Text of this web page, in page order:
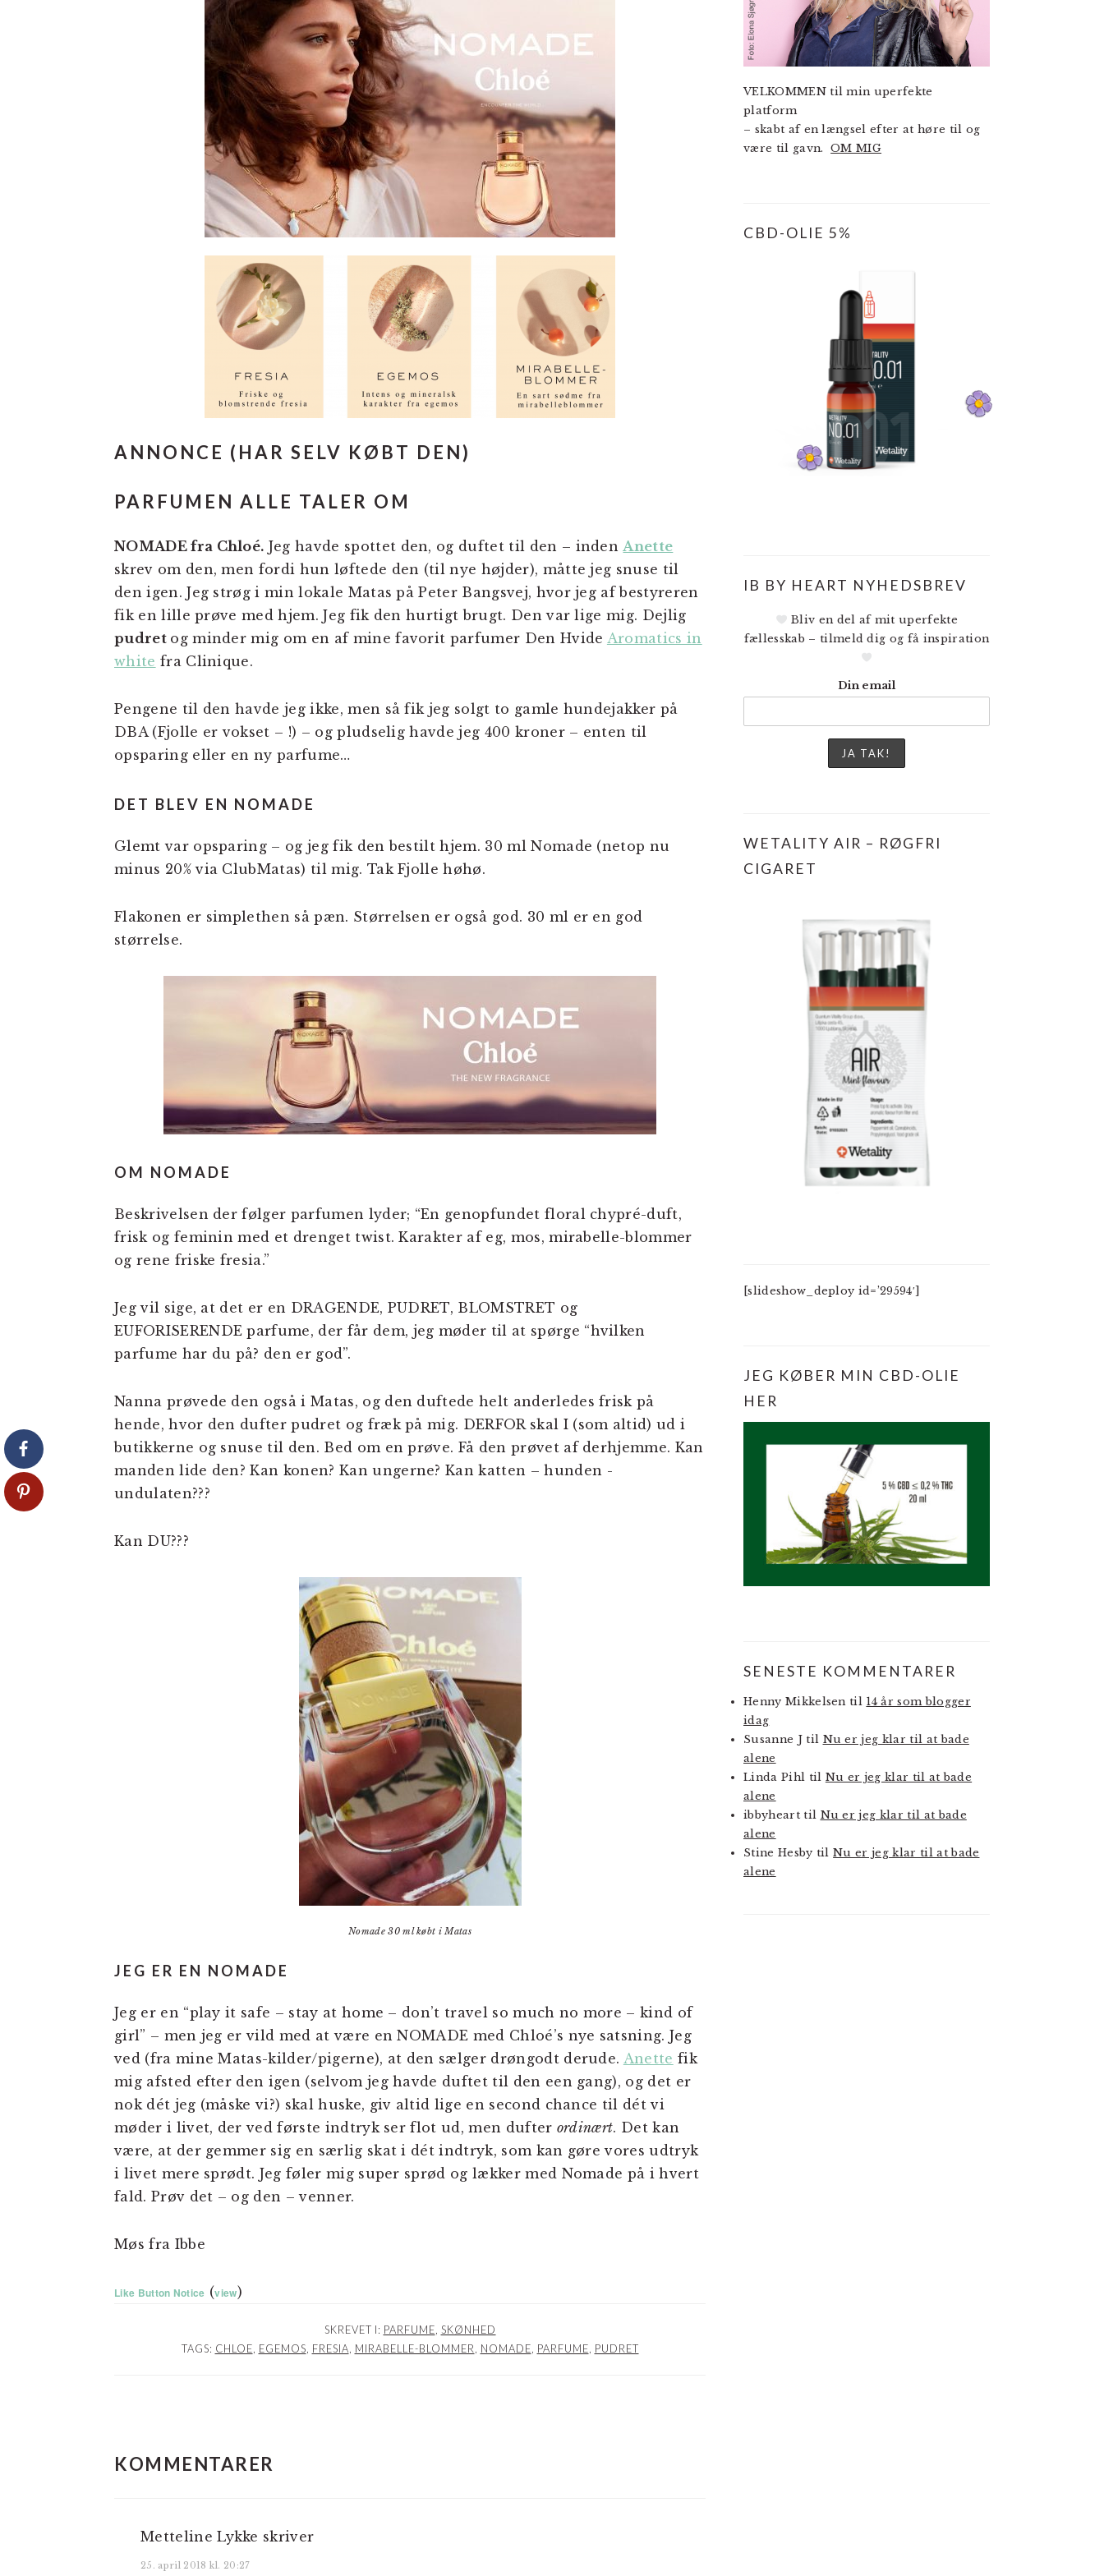
ANNONCE (HAR SELV KØBT DEN)
PARFUMEN ALLE TALER OM
NOMADE fra Chloé. Jeg havde spottet den, og duftet til den – indenAnette
skrev om den, men fordi hun løftede den (til nye højder), måtte jeg snuse til
den igen. Jeg strøg i min lokale Matas på Peter Bangsvej, hvor jeg af bestyreren
fik en lille prøve med hjem. Jeg fik den hurtigt brugt. Den var lige mig. Dejlig
pudret og minder mig om en af mine favorit parfumer Den Hvide Aromatics in
white fra Clinique.
Pengene til den havde jeg ikke, men så fik jeg solgt to gamle hundejakker på
DBA (Fjolle er vokset – !) – og pludselig havde jeg 400 kroner – enten til
opsparing eller en ny parfume…
DET BLEV EN NOMADE
Glemt var opsparing – og jeg fik den bestilt hjem. 30 ml Nomade (netop nu
minus 20% via ClubMatas) til mig. Tak Fjolle høhø.
Flakonen er simplethen så pæn. Størrelsen er også god. 30 ml er en god
størrelse.
OM NOMADE
Beskrivelsen der følger parfumen lyder; “En genopfundet floral chypré-duft,
frisk og feminin med et drenget twist. Karakter af eg, mos, mirabelle-blommer
og rene friske fresia.”
Jeg vil sige, at det er en DRAGENDE, PUDRET, BLOMSTRET og
EUFORISERENDE parfume, der får dem, jeg møder til at spørge “hvilken
parfume har du på? den er god”.
Nanna prøvede den også i Matas, og den duftede helt anderledes frisk på
hende, hvor den dufter pudret og fræk på mig. DERFOR skal I (som altid) ud i
butikkerne og snuse til den. Bed om en prøve. Få den prøvet af derhjemme. Kan
manden lide den? Kan konen? Kan ungerne? Kan katten – hunden -
undulaten???
Kan DU???
Nomade 30 ml købt i Matas
JEG ER EN NOMADE
Jeg er en “play it safe – stay at home – don’t travel so much no more – kind of
girl” – men jeg er vild med at være en NOMADE med Chloé’s nye satsning. Jeg
ved (fra mine Matas-kilder/pigerne), at den sælger drøngodt derude. Anette fik
mig afsted efter den igen (selvom jeg havde duftet til den een gang), og det er
nok dét jeg (måske vi?) skal huske, giv altid lige en second chance til dét vi
møder i livet, der ved første indtryk ser flot ud, men dufter ordinært. Det kan
være, at der gemmer sig en særlig skat i dét indtryk, som kan gøre vores udtryk
i livet mere sprødt. Jeg føler mig super sprød og lækker med Nomade på i hvert
fald. Prøv det – og den – venner.
Møs fra Ibbe
Like Button Notice (view)
SKREVET I: PARFUME SKØNHED
TAGS: CHLOE EGEMOS FRESIA MIRABELLE-BLOMMER NOMADE PARFUME PUDRET
KOMMENTARER
Metteline Lykke skriver
25. april 2018 kl. 20:27
VELKOMMEN til min uperfekte
platform
– skabt af en længsel efter at høre til og
være til gavn.OM MIG
CBD-OLIE 5%
IB BY HEART NYHEDSBREV
Bliv en del af mit uperfekte
fællesskab – tilmeld dig og få inspiration
Din email
WETALITY AIR – RØGFRI
CIGARET
[slideshow_deploy id=’29594′]
JEG KØBER MIN CBD-OLIE
HER
SENESTE KOMMENTARER
Henny Mikkelsen til 14 år som blogger
idag
Susanne Jtil Nu er jeg klar til at bade
alene
Linda Pihl til Nu er jeg klar til at bade
alene
ibbyhearttil Nu er jeg klar til at bade
alene
Stine Hesby tilNu er jeg klar til at bade
alene